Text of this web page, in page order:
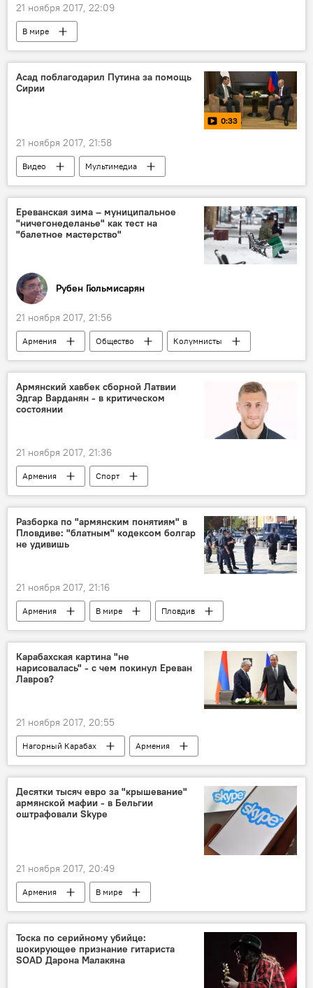
21 ноября 2017, 22:09
В мире
Асад поблагодарил Путина за помощь
Сирии
0:33
21 ноября 2017, 21:58
Видео Мультимедиа
Ереванская зима – муниципальное
"ничегонеделанье" как тест на
"балетное мастерство"
Рубен Гюльмисарян
21 ноября 2017, 21:56
Армения Общество Колумнисты
Армянский хавбек сборной Латвии
Эдгар Варданян - в критическом
состоянии
21 ноября 2017, 21:36
Армения Спорт
Разборка по "армянским понятиям" в
Пловдиве: "блатным" кодексом болгар
не удивишь
21 ноября 2017, 21:16
Армения В мире
Пловдив
поянтия
кодекс
Карабахская картина "не
нарисовалась" - с чем покинул Ереван
Лавров?
21 ноября 2017, 20:55
Нагорный Карабах
Армения
Аналитика
Политика
Визит Лаврова в Ереван
Десятки тысяч евро за "крышевание"
армянской мафии - в Бельгии
оштрафовали Skype
21 ноября 2017, 20:49
Армения В мире
Тоска по серийному убийце:
шокирующее признание гитариста
SOAD Дарона Малакяна